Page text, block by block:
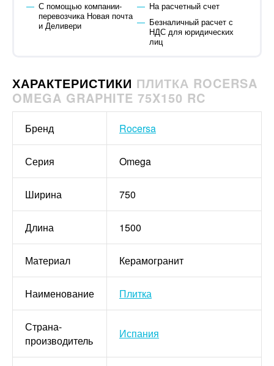
С помощью компании-
перевозчика Новая почта
и Деливери
На расчетный счет
Безналичный расчет с
НДС для юридических
лиц
ХАРАКТЕРИСТИКИ ПЛИТКА ROCERSA
OMEGA GRAPHITE 75X150 RC
Бренд Rocersa
Серия Omega
Ширина 750
Длина 1500
Материал Керамогранит
Наименование Плитка
Страна-
производитель
Испания